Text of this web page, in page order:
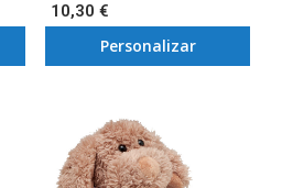
10,30 €
Personalizar